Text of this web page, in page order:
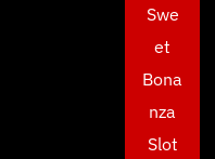
Swe
et
Bona
nza
Slot